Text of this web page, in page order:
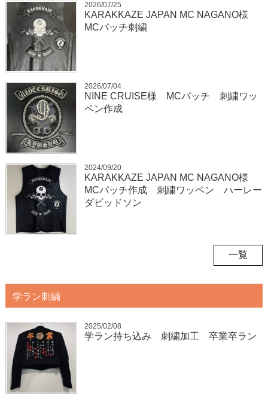
2026/07/25
KARAKKAZE JAPAN MC NAGANO様
MCパッチ刺繍
2026/07/04
NINE CRUISE様 MCパッチ 刺繍ワッ
ペン作成
2024/09/20
KARAKKAZE JAPAN MC NAGANO様
MCパッチ作成 刺繍ワッペン ハーレー
ダビッドソン
一覧
学ラン刺繍
2025/02/08
学ラン持ち込み 刺繍加工 卒業卒ラン